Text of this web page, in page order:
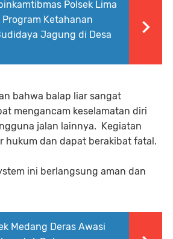
Polsek Lima
Ketahanan
Jagung di Desa
bahwa balap liar sangat
mengancam keselamatan diri
jalan lainnya. Kegiatan
hukum dan dapat berakibat fatal.
ini berlangsung aman dan
Medang Deras Awasi